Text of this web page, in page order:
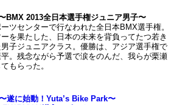
BMX 2013全日本選手権ジュニア男子〜
ツセンターで行なわれた全日本BMX選手権。
を果たした、日本の未来を背負ってたつ若き
子ジュニアクラス。優勝は、アジア選手権で
。残念ながら予選で涙をのんだ、我らが栗瀬
てもらった。
遂に始動！Yuta’s Bike Park〜